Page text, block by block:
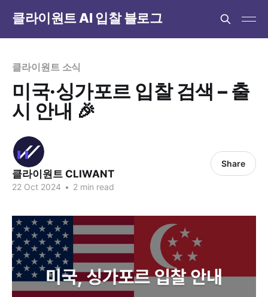
클라이원트 AI 입찰 블로그
클라이원트 소식
미국·싱가포르 입찰 검색 – 출
시 안내 🎉
클라이원트 CLIWANT
22 Oct 2024 • 2 min read
Share